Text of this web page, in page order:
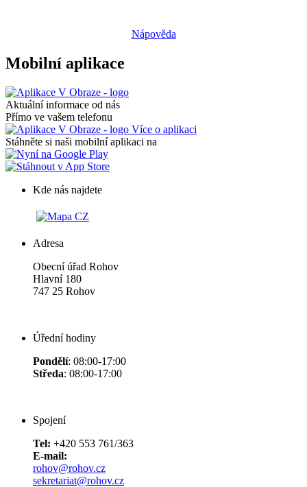
Nápověda
Mobilní aplikace
Aktuální informace od nás
Přímo ve vašem telefonu
Více o aplikaci
Stáhněte si naši mobilní aplikaci na
Kde nás najdete
Adresa
Obecní úřad Rohov
Hlavní 180
747 25 Rohov
Úřední hodiny
Pondělí: 08:00-17:00
Středa: 08:00-17:00
Spojení
Tel: +420 553 761/363
E-mail:
rohov@rohov.cz
sekretariat@rohov.cz